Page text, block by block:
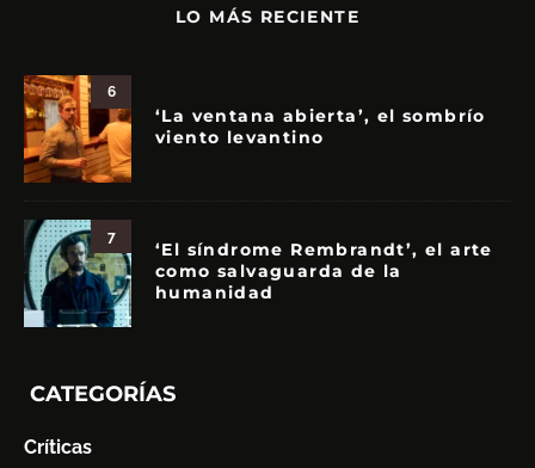
LO MÁS RECIENTE
6
‘La ventana abierta’, el sombrío
viento levantino
7
‘El síndrome Rembrandt’, el arte
como salvaguarda de la
humanidad
CATEGORÍAS
Críticas